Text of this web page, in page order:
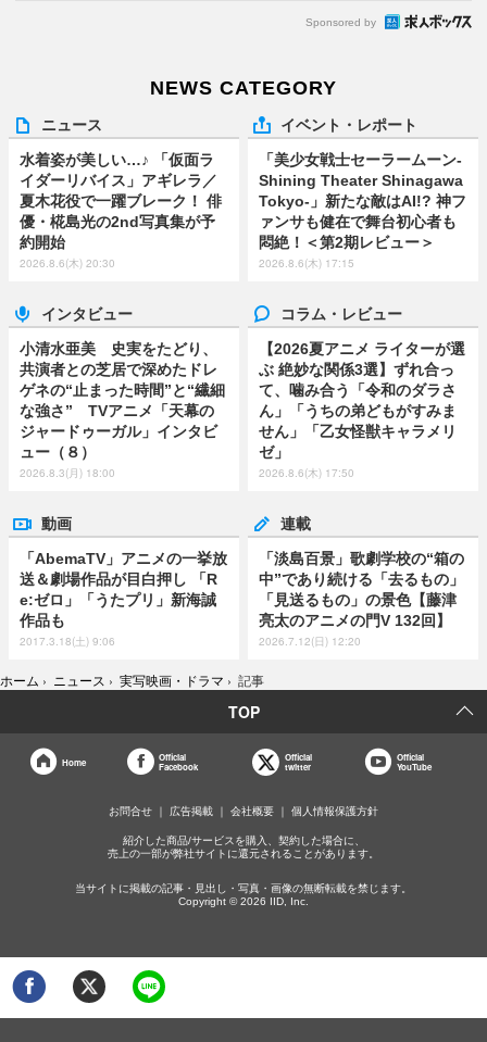
Sponsored by
NEWS CATEGORY
ニュース
水着姿が美しい…♪ 「仮面ラ
イダーリバイス」アギレラ／
夏木花役で一躍ブレーク！ 俳
優・椛島光の2nd写真集が予
約開始
2026.8.6(木) 20:30
イベント・レポート
「美少女戦士セーラームーン-
Shining Theater Shinagawa
Tokyo-」新たな敵はAI!? 神フ
ァンサも健在で舞台初心者も
悶絶！＜第2期レビュー＞
2026.8.6(木) 17:15
インタビュー
小清水亜美 史実をたどり、
共演者との芝居で深めたドレ
ゲネの“止まった時間”と“繊細
な強さ” TVアニメ「天幕の
ジャードゥーガル」インタビ
ュー（８）
2026.8.3(月) 18:00
コラム・レビュー
【2026夏アニメ ライターが選
ぶ 絶妙な関係3選】ずれ合っ
て、噛み合う「令和のダラさ
ん」「うちの弟どもがすみま
せん」「乙女怪獣キャラメリ
ゼ」
2026.8.6(木) 17:50
動画
「AbemaTV」アニメの一挙放
送＆劇場作品が目白押し 「R
e:ゼロ」「うたプリ」新海誠
作品も
2017.3.18(土) 9:06
連載
「淡島百景」歌劇学校の“箱の
中”であり続ける「去るもの」
「見送るもの」の景色【藤津
亮太のアニメの門V 132回】
2026.7.12(日) 12:20
ホーム › ニュース › 実写映画・ドラマ › 記事
TOP
Home
Official
Facebook
Official
twitter
Official
YouTube
お問合せ 広告掲載 会社概要 個人情報保護方針
紹介した商品/サービスを購入、契約した場合に、
売上の一部が弊社サイトに還元されることがあります。
当サイトに掲載の記事・見出し・写真・画像の無断転載を禁じます。
Copyright © 2026 IID, Inc.